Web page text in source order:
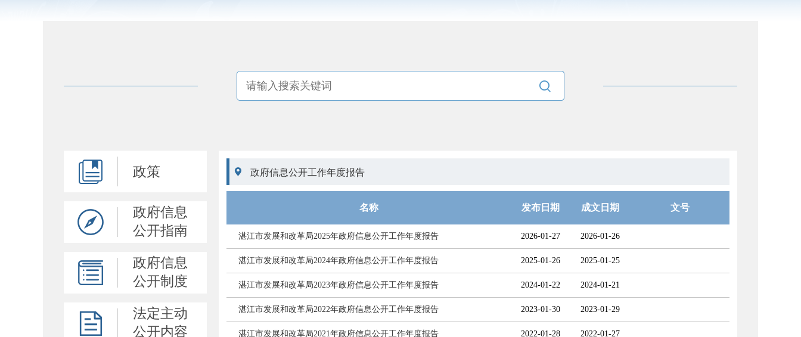

政策
政府信息
公开指南
政府信息
公开制度
法定主动
公开内容
 政府信息公开工作年度报告
名称 发布日期 成文日期 文号
湛江市发展和改革局2025年政府信息公开工作年度报告 2026-01-27 2026-01-26
湛江市发展和改革局2024年政府信息公开工作年度报告 2025-01-26 2025-01-25
湛江市发展和改革局2023年政府信息公开工作年度报告 2024-01-22 2024-01-21
湛江市发展和改革局2022年政府信息公开工作年度报告 2023-01-30 2023-01-29
湛江市发展和改革局2021年政府信息公开工作年度报告 2022-01-28 2022-01-27